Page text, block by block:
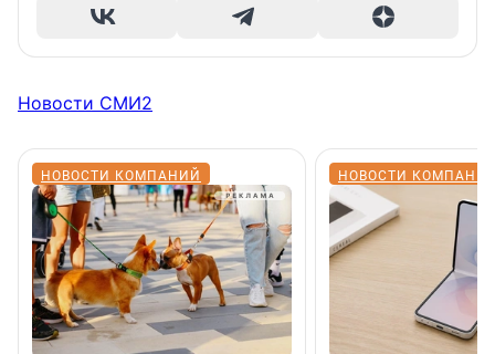
Новости СМИ2
НОВОСТИ КОМПАНИЙ НОВОСТИ